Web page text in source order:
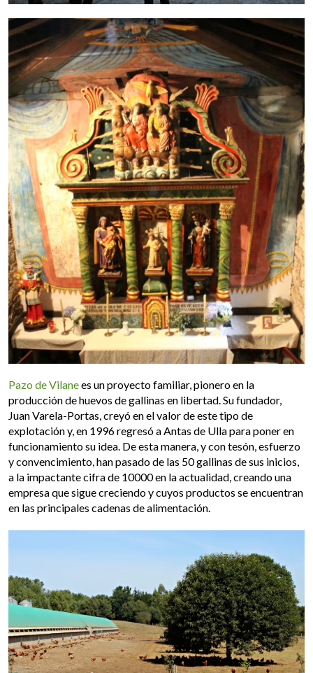
Pazo de Vilanees un proyecto familiar, pionero en la
producción de huevos de gallinas en libertad. Su fundador,
Juan Varela-Portas, creyó en el valor de este tipo de
explotación y, en 1996 regresó a Antas de Ulla para poner en
funcionamiento su idea. De esta manera, y con tesón, esfuerzo
y convencimiento, han pasado de las 50 gallinas de sus inicios,
a la impactante cifra de 10000 en la actualidad, creando una
empresa que sigue creciendo y cuyos productos se encuentran
en las principales cadenas de alimentación.